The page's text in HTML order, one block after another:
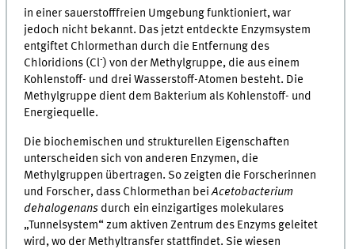
in einer sauerstofffreien Umgebung funktioniert, war
jedoch nicht bekannt. Das jetzt entdeckte Enzymsystem
entgiftet Chlormethan durch die Entfernung des
Chloridions (Cl-) von der Methylgruppe, die aus einem
Kohlenstoff- und drei Wasserstoff-Atomen besteht. Die
Methylgruppe dient dem Bakterium als Kohlenstoff- und
Energiequelle.
Die biochemischen und strukturellen Eigenschaften
unterscheiden sich von anderen Enzymen, die
Methylgruppen übertragen. So zeigten die Forscherinnen
und Forscher, dass Chlormethan beiAcetobacterium
dehalogenans durch ein einzigartiges molekulares
„Tunnelsystem“ zum aktiven Zentrum des Enzyms geleitet
wird, wo der Methyltransfer stattfindet. Sie wiesen